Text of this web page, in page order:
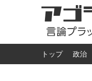
トップ 政治